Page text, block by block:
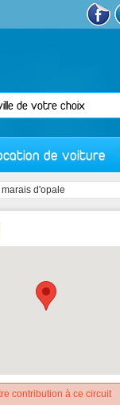
de voiture
d'opale
contribution à ce circuit